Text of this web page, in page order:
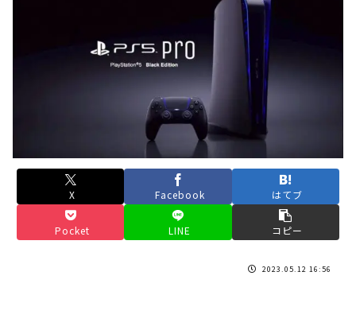
《強者達が上位に立ち並ぶ》「一級魔法使い選抜試験編」のキ
36歳の彼女と結婚したいのに、家族が猛反対。家族から信じら
【ホロライブ】アキロゼARK2次会ゴッフィーのサムネ草
Powered by livedoor 相互RSS
X Facebook はてブ
Pocket LINE コピー
2023.05.12 16:56